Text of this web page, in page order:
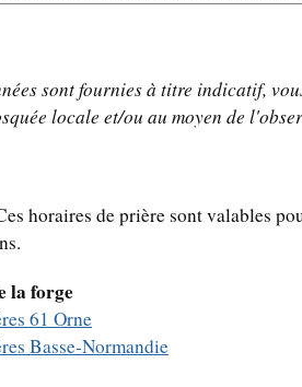
sont fournies à titre indicatif,
locale et/ou au moyen de
horaires de prière sont valables
la forge
61 Orne
Basse-Normandie